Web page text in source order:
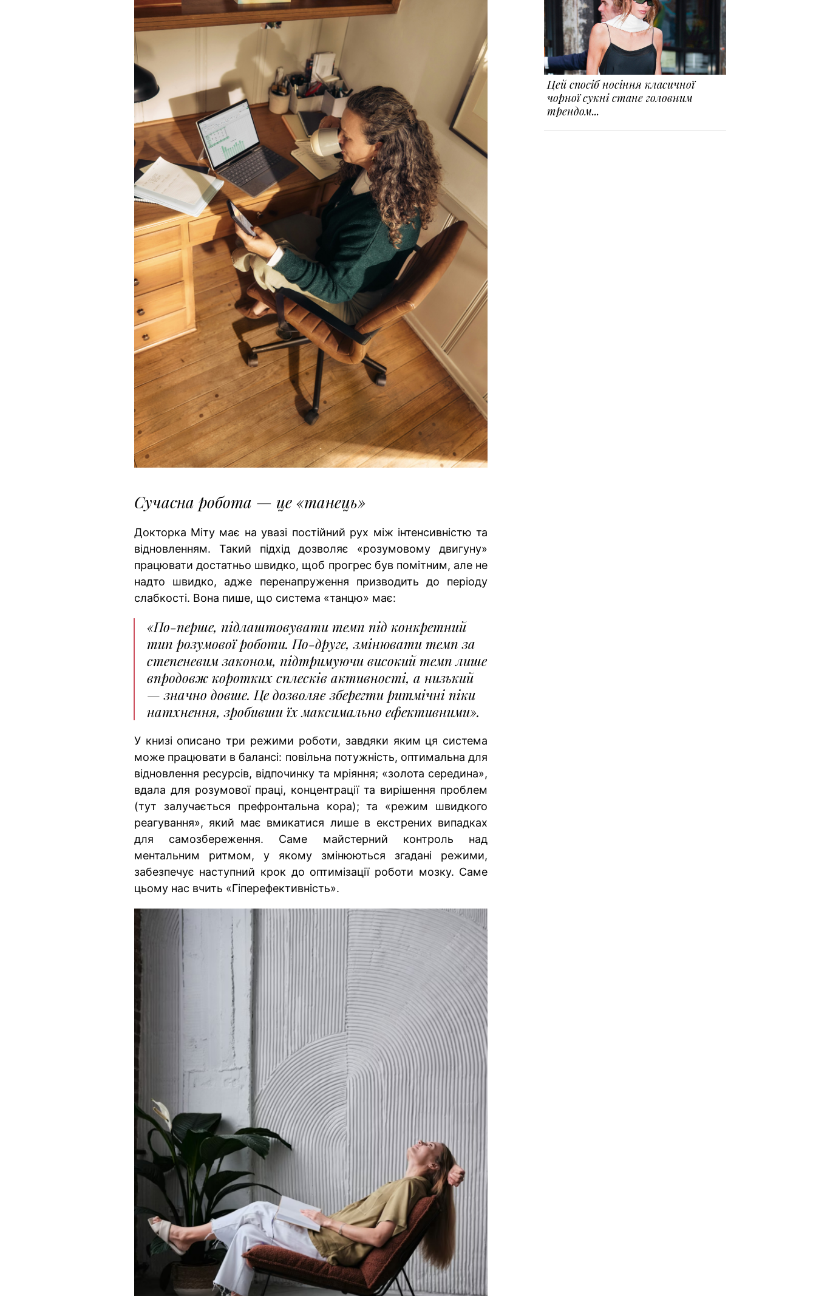
Сучасна робота — це «танець»
Докторка Міту має на увазі постійний рух між інтенсивністю та
відновленням. Такий підхід дозволяє «розумовому двигуну»
працювати достатньо швидко, щоб прогрес був помітним, але не
надто швидко, адже перенапруження призводить до періоду
слабкості. Вона пише, що система «танцю» має:
«По-перше, підлаштовувати темп під конкретний
тип розумової роботи. По-друге, змінювати темп за
степеневим законом, підтримуючи високий темп лише
впродовж коротких сплесків активності, а низький
— значно довше. Це дозволяє зберегти ритмічні піки
натхнення, зробивши їх максимально ефективними».
У книзі описано три режими роботи, завдяки яким ця система
може працювати в балансі: повільна потужність, оптимальна для
відновлення ресурсів, відпочинку та мріяння; «золота середина»,
вдала для розумової праці, концентрації та вирішення проблем
(тут залучається префронтальна кора); та «режим швидкого
реагування», який має вмикатися лише в екстрених випадках
для самозбереження. Саме майстерний контроль над
ментальним ритмом, у якому змінюються згадані режими,
забезпечує наступний крок до оптимізації роботи мозку. Саме
цьому нас вчить «Гіперефективність».
Цей спосіб носіння класичної
чорної сукні стане головним
трендом...